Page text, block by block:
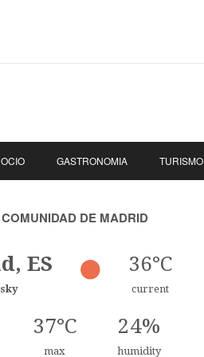
GASTRONOMIA TURISMO
DE MADRID
ES 36°C
current
37°C
max
24%
humidity